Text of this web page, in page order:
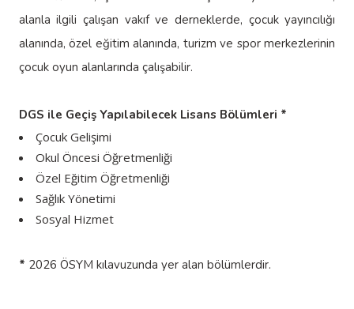
alanla ilgili çalışan vakıf ve derneklerde, çocuk yayıncılığı
alanında, özel eğitim alanında, turizm ve spor merkezlerinin
çocuk oyun alanlarında çalışabilir.
DGS ile Geçiş Yapılabilecek Lisans Bölümleri *
Çocuk Gelişimi
Okul Öncesi Öğretmenliği
Özel Eğitim Öğretmenliği
Sağlık Yönetimi
Sosyal Hizmet
* 2026 ÖSYM kılavuzunda yer alan bölümlerdir.